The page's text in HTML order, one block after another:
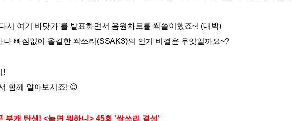
다시 여기 바닷가’를 발표하면서 음원차트를 싹쓸이했죠~! (대박)
나 빠짐없이 올킬한 싹쓰리 (SSAK3)의 인기 비결은 무엇일까요~?
!
함께 알아보시죠! 😊
부캐 탄생! <놀면 뭐하니 > 45회 '싹쓰리 결성'